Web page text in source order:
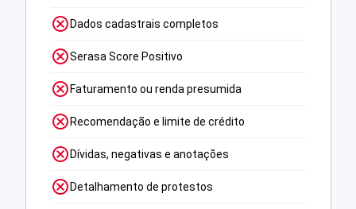
Dados cadastrais completos
Serasa Score Positivo
Faturamento ou renda presumida
Recomendação e limite de crédito
Dívidas, negativas e anotações
Detalhamento de protestos